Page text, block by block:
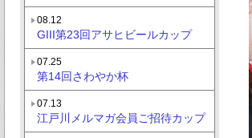
08.12
GIII第23回アサヒビールカップ
07.25
第14回さわやか杯
07.13
江戸川メルマガ会員ご招待カップ